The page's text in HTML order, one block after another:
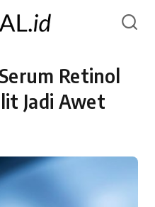
Retinol
Jadi Awet